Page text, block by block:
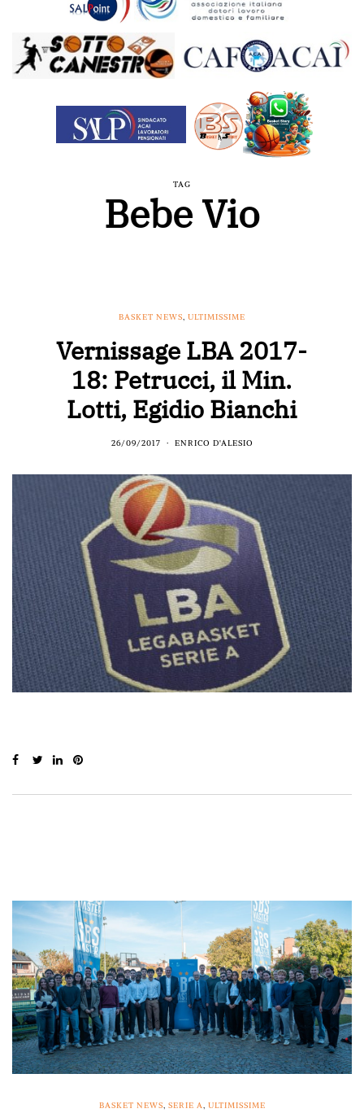
TAG
Bebe Vio
BASKET NEWS, ULTIMISSIME
Vernissage LBA 2017-
18: Petrucci, il Min.
Lotti, Egidio Bianchi
26/09/2017 ENRICO D'ALESIO
BASKET NEWS, SERIE A, ULTIMISSIME